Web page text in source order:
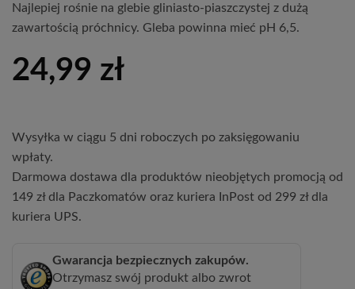
Najlepiej rośnie na glebie gliniasto-piaszczystej z dużą
zawartością próchnicy. Gleba powinna mieć pH 6,5.
24,99 zł
Wysyłka w ciągu 5 dni roboczych po zaksięgowaniu
wpłaty.
Darmowa dostawa dla produktów nieobjętych promocją od
149 zł dla Paczkomatów oraz kuriera InPost od 299 zł dla
kuriera UPS.
Gwarancja bezpiecznych zakupów.
Otrzymasz swój produkt albo zwrot